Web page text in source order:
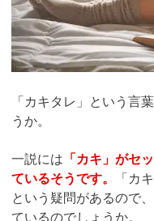
「カキタレ」という言
うか。
一説には 「カキ」がセ
ているそうです。
「カ
という疑問があるので
ているのでしょうか。